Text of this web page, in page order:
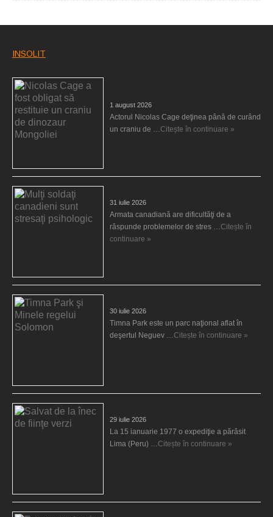
INSOLIT
1 august 2026
Actorul Nicolas Cage deţinea până de curând
un craniu de …Citește în continuare »
31 iulie 2026
Armata canadiană are dificultăţi de a
răspunde problemelor de stres …Citește în
continuare »
30 iulie 2026
Timna Park este un parc naţional aflat în
deşertul Neguev …Citește în continuare »
29 iulie 2026
La 15 ianuarie 1977 o expediţie a părăsit
Lima (Peru) …Citește în continuare »